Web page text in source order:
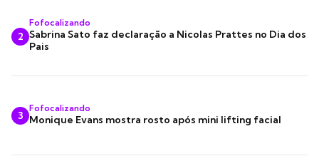
2
Fofocalizando
Sabrina Sato faz declaração a Nicolas Prattes no Dia dos
Pais
3
Fofocalizando
Monique Evans mostra rosto após mini lifting facial